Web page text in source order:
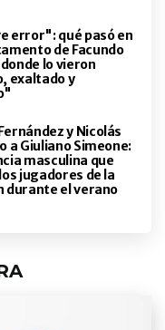
error": qué pasó en
de Facundo
lo vieron
exaltado y
y Nicolás
a Giuliano Simeone:
masculina que
jugadores de la
durante el verano